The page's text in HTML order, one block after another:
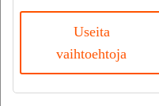
Useita
vaihtoehtoja